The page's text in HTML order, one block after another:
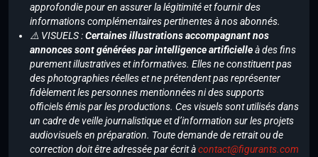
approfondie pour en assurer la légitimité et fournir des
informations complémentaires pertinentes à nos abonnés.
⚠️ VISUELS :Certaines illustrations accompagnant nos
annonces sont générées par intelligence artificielleà des fins
purement illustratives et informatives. Elles ne constituent pas
des photographies réelles et ne prétendent pas représenter
fidèlement les personnes mentionnées ni des supports
officiels émis par les productions. Ces visuels sont utilisés dans
un cadre de veille journalistique et d’information sur les projets
audiovisuels en préparation. Toute demande de retrait ou de
correction doit être adressée par écrit àcontact@figurants.com